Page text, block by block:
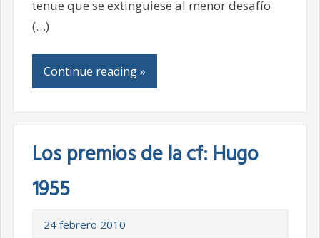
tenue que se extinguiese al menor desafío
(…)
Continue reading »
Los premios de la cf: Hugo
1955
24 febrero 2010